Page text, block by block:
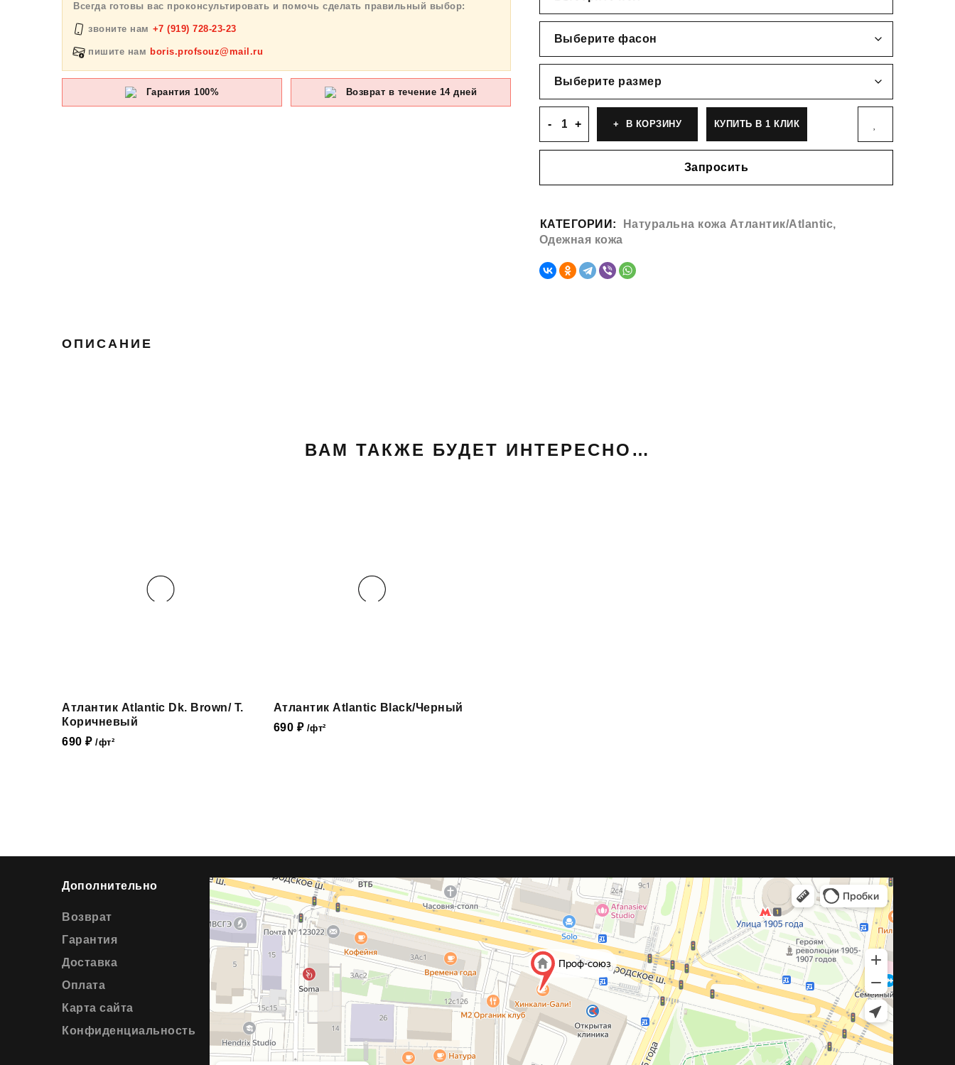
Всегда готовы вас проконсультировать и помочь сделать правильный выбор:
звоните нам +7 (919) 728-23-23
пишите нам boris.profsouz@mail.ru
Гарантия 100% Возврат в течение 14 дней
В КОРЗИНУ КУПИТЬ В 1 КЛИК
Запросить
КАТЕГОРИИ: Натуральна кожа Атлантик/Atlantic,
Одежная кожа
ОПИСАНИЕ
ВАМ ТАКЖЕ БУДЕТ ИНТЕРЕСНО…
Атлантик Atlantic Dk. Brown/ Т.
Коричневый
690 ₽/фт²
Атлантик Atlantic Black/Черный
690 ₽/фт²
Дополнительно
Возврат
Гарантия
Доставка
Оплата
Карта сайта
Конфиденциальность